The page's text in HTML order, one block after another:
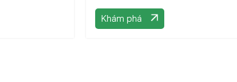
điều kiện kinh tế của gia đình
Khám phá